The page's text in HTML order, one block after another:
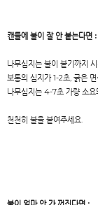
캔들에 불이 잘 안 붙는다면 :
나무심지는 불이 붙기까지
보통의 심지가 1-2초, 굵은
나무심지는 4-7초 가량 소요
천천히 불을 붙여주세요.